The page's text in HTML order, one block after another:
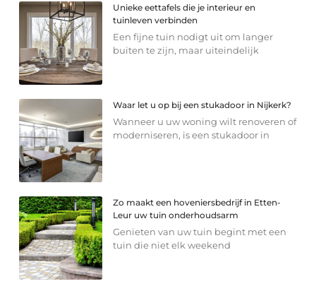
Unieke eettafels die je interieur en
tuinleven verbinden
Een fijne tuin nodigt uit om langer
buiten te zijn, maar uiteindelijk
Waar let u op bij een stukadoor in Nijkerk?
Wanneer u uw woning wilt renoveren of
moderniseren, is een stukadoor in
Zo maakt een hoveniersbedrijf in Etten-
Leur uw tuin onderhoudsarm
Genieten van uw tuin begint met een
tuin die niet elk weekend